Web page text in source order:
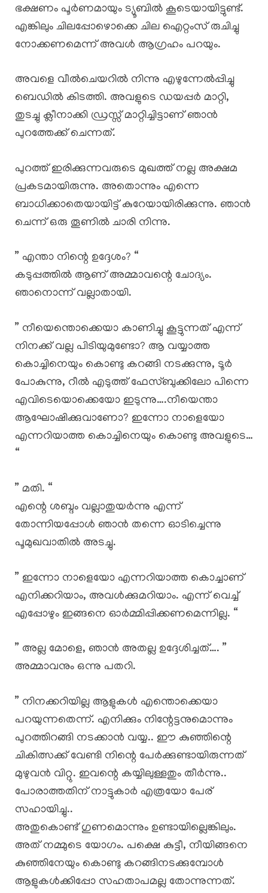
ഭക്ഷണം പൂർണമായും ട്യൂബിൽ കൂടെയായിട്ടുണ്ട്.
എങ്കിലും ചിലപ്പോഴൊക്കെ ചില ഐറ്റംസ് രുചിച്ചു
നോക്കണമെന്ന് അവൾ ആഗ്രഹം പറയും.
അവളെ വീൽചെയറിൽ നിന്നു എഴുന്നേൽപ്പിച്ചു
ബെഡിൽ കിടത്തി. അവളുടെ ഡയപ്പർ മാറ്റി,
തുടച്ചു ക്ലീനാക്കി ഡ്രസ്സ്‌ മാറ്റിച്ചിട്ടാണ് ഞാൻ
പുറത്തേക്ക് ചെന്നത്.
പുറത്ത് ഇരിക്കുന്നവരുടെ മുഖത്ത് നല്ല അക്ഷമ
പ്രകടമായിരുന്നു. അതൊന്നും എന്നെ
ബാധിക്കാതെയായിട്ട് കുറേയായിരിക്കുന്നു. ഞാൻ
ചെന്ന് ഒരു തൂണിൽ ചാരി നിന്നു.
” എന്താ നിന്റെ ഉദ്ദേശം? “
കടുപ്പത്തിൽ ആണ് അമ്മാവന്റെ ചോദ്യം.
ഞാനൊന്ന് വല്ലാതായി.
” നീയെന്തൊക്കെയാ കാണിച്ചു കൂട്ടുന്നത് എന്ന്
നിനക്ക് വല്ല പിടിയുമുണ്ടോ? ആ വയ്യാത്ത
കൊച്ചിനെയും കൊണ്ടു കറങ്ങി നടക്കുന്നു, ടൂർ
പോകുന്നു, റീൽ എടുത്ത് ഫേസ്ബുക്കിലോ പിന്നെ
എവിടെയൊക്കെയോ ഇടുന്നു….നീയെന്താ
ആഘോഷിക്കുവാണോ? ഇന്നോ നാളെയോ
എന്നറിയാത്ത കൊച്ചിനെയും കൊണ്ടു അവളുടെ…
“
” മതി. “
എന്റെ ശബ്ദം വല്ലാതുയർന്നു എന്ന്
തോന്നിയപ്പോൾ ഞാൻ തന്നെ ഓടിച്ചെന്നു
പൂമുഖവാതിൽ അടച്ചു.
” ഇന്നോ നാളെയോ എന്നറിയാത്ത കൊച്ചാണ്
എനിക്കറിയാം, അവൾക്കുമറിയാം. എന്ന് വെച്ച്
എപ്പോഴും ഇങ്ങനെ ഓർമ്മിപ്പിക്കണമെന്നില്ല. “
” അല്ല മോളെ, ഞാൻ അതല്ല ഉദ്ദേശിച്ചത്…. ”
അമ്മാവനും ഒന്നു പതറി.
” നിനക്കറിയില്ല ആളുകൾ എന്തൊക്കെയാ
പറയുന്നതെന്ന്. എനിക്കും നിന്റേട്ടനുമൊന്നും
പുറത്തിറങ്ങി നടക്കാൻ വയ്യ.. ഈ കുഞ്ഞിന്റെ
ചികിത്സക്ക് വേണ്ടി നിന്റെ പേർക്കുണ്ടായിരുന്നത്
മുഴുവൻ വിറ്റു. ഇവന്റെ കയ്യിലുള്ളതും തീർന്നു..
പോരാത്തതിന് നാട്ടുകാർ എത്രയോ പേര്
സഹായിച്ചു..
അതുകൊണ്ട് ഗുണമൊന്നും ഉണ്ടായില്ലെങ്കിലും.
അത് നമ്മുടെ യോഗം. പക്ഷെ കുട്ടീ, നീയിങ്ങനെ
കുഞ്ഞിനേയും കൊണ്ടു കറങ്ങിനടക്കുമ്പോൾ
ആളുകൾക്കിപ്പോ സഹതാപമല്ല തോന്നുന്നത്.